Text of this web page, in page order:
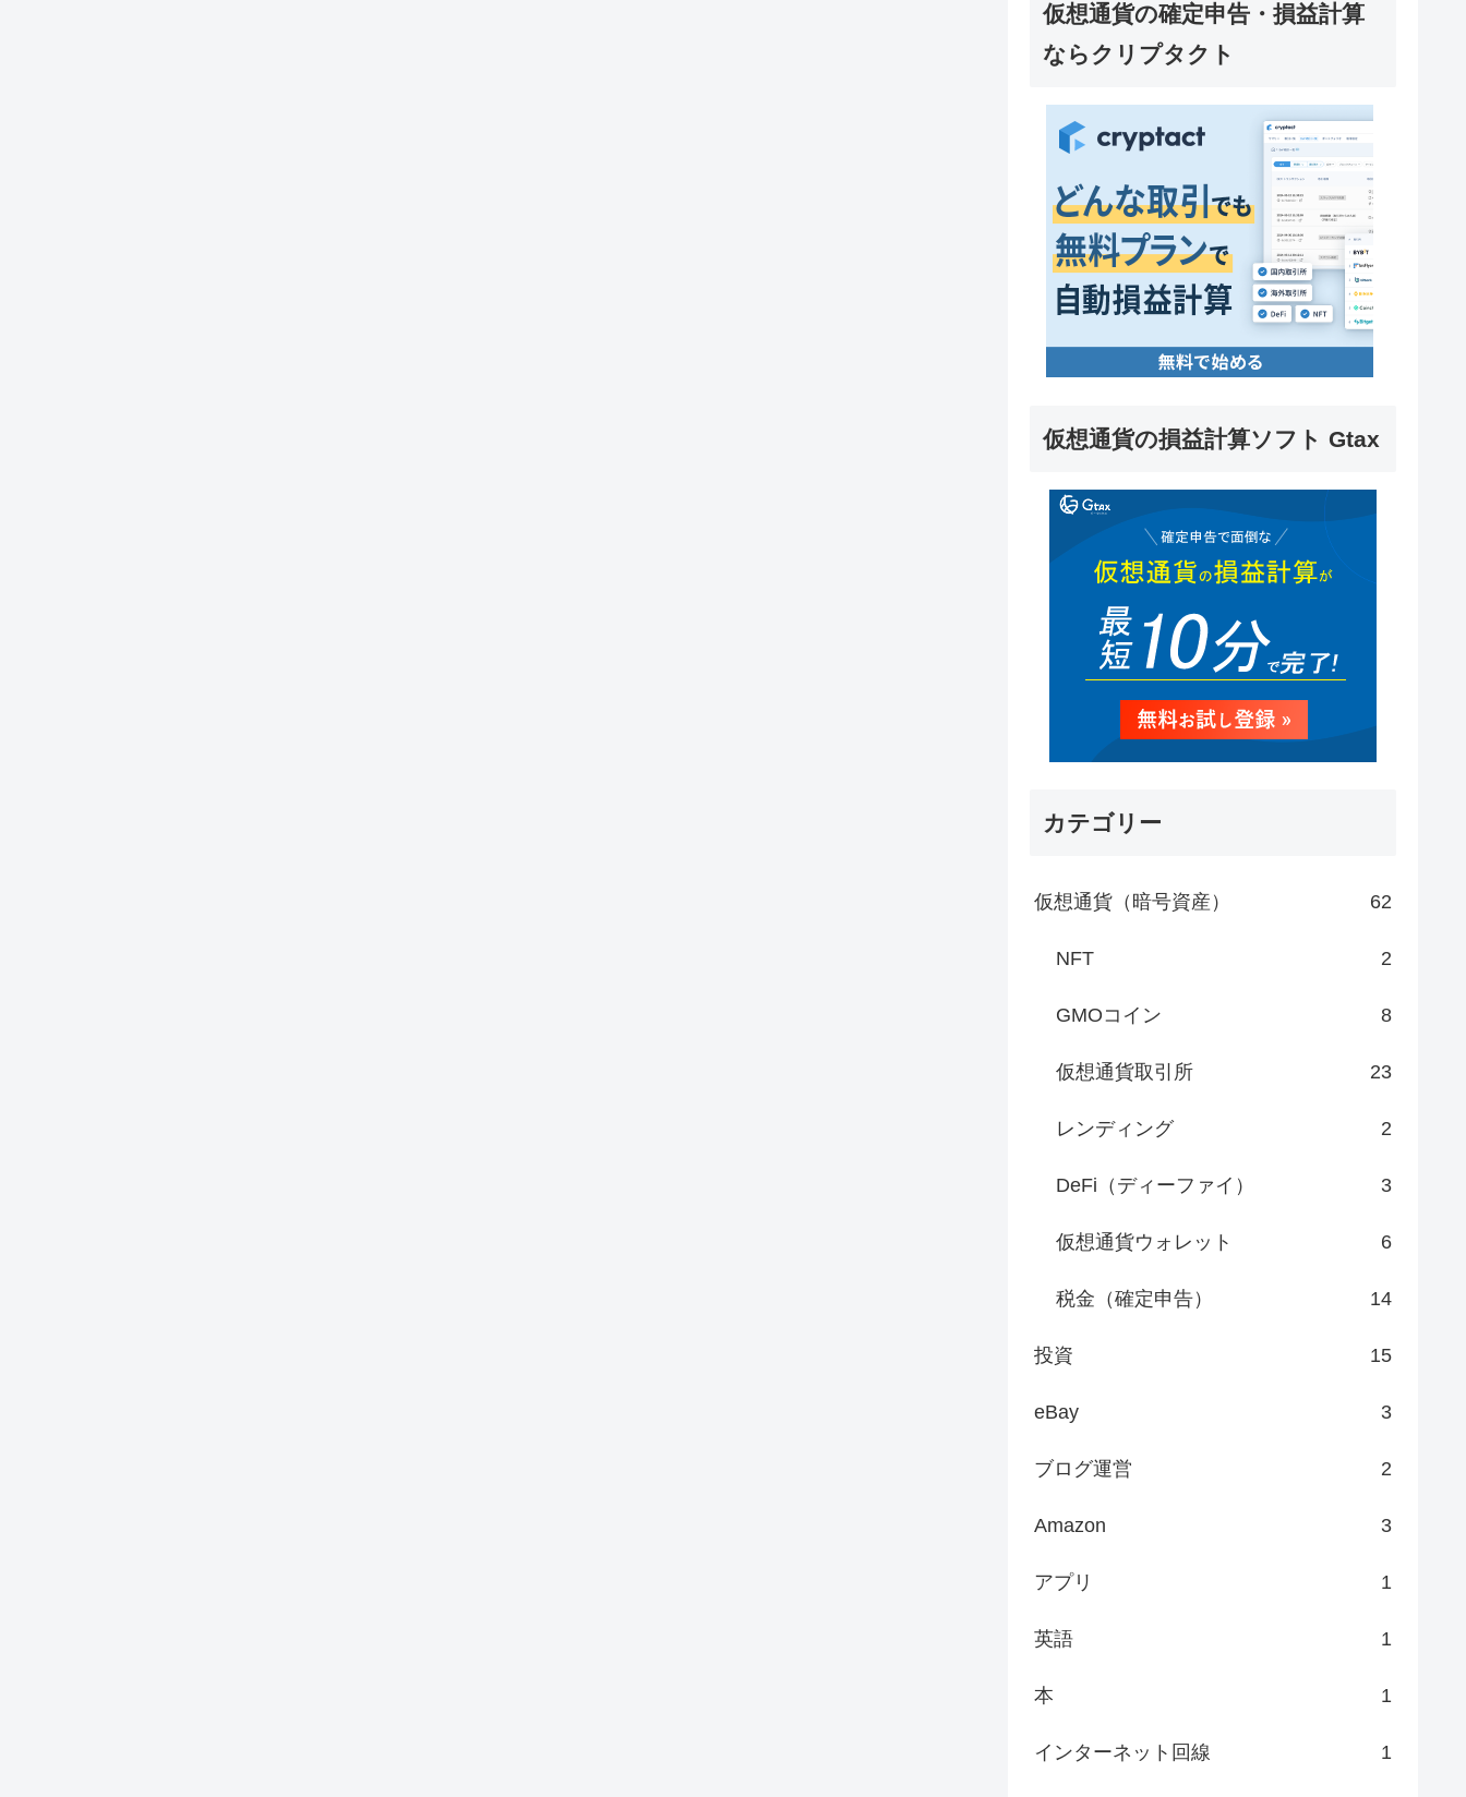
仮想通貨の確定申告・損益計算
ならクリプタクト
仮想通貨の損益計算ソフト Gtax
カテゴリー
仮想通貨（暗号資産） 62
NFT 2
GMOコイン 8
仮想通貨取引所 23
レンディング 2
DeFi（ディーファイ） 3
仮想通貨ウォレット 6
税金（確定申告） 14
投資 15
eBay 3
ブログ運営 2
Amazon 3
アプリ 1
英語 1
本 1
インターネット回線 1